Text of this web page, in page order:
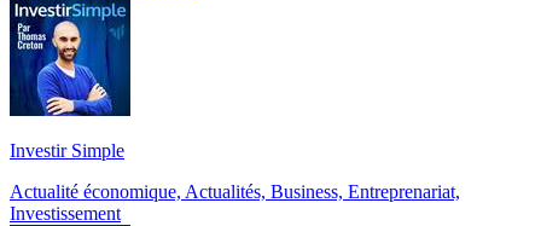
Investir Simple
Actualité économique, Actualités, Business, Entreprenariat,
Investissement